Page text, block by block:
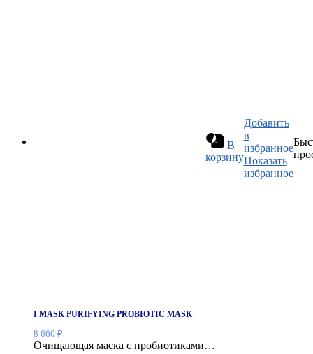
В
корзину
Добавить
в
избранное
Показать
избранное
I MASK PURIFYING PROBIOTIC MASK
8 660 ₽
Очищающая маска с пробиотиками…